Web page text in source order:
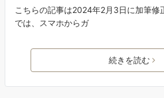
こちらの記事は2024年2月3日に加筆修
では、スマホからガ
続きを読む